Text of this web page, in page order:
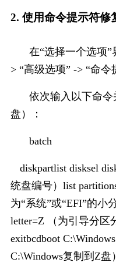
2. 使用命令提示符修
在“选择一个选项
> “高级选项” -> “命令
依次输入以下命
盘）：
batch
diskpartlist disksel
统盘编号）list
为“系统”或“EFI”的小
letter=Z （为引导分区
exitbcdboot
C:\Windows复制到Z盘）